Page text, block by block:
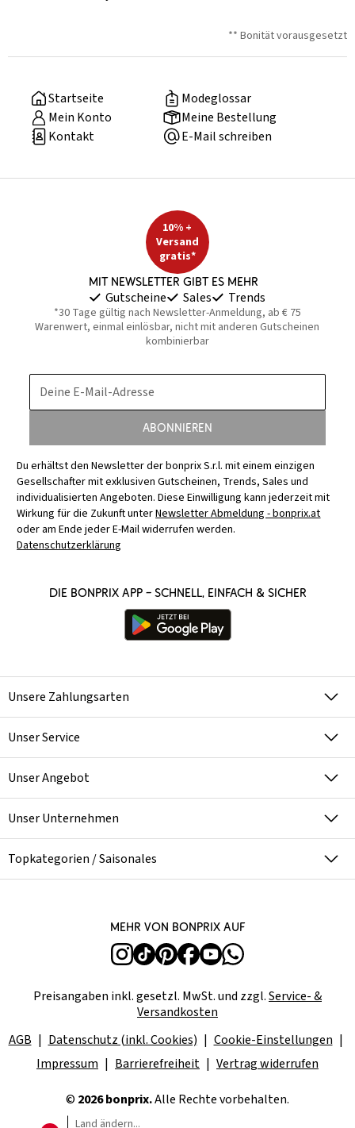
** Bonität vorausgesetzt
Startseite
Modeglossar
Mein Konto
Meine Bestellung
Kontakt
E-Mail schreiben
10% +
Versand
gratis*
Mit Newsletter gibt es mehr
Gutscheine Sales Trends
*30 Tage gültig nach Newsletter-Anmeldung, ab € 75
Warenwert, einmal einlösbar, nicht mit anderen Gutscheinen
kombinierbar
Deine E-Mail-Adresse
Abonnieren
Du erhältst den Newsletter der bonprix S.r.l. mit einem einzigen
Gesellschafter mit exklusiven Gutscheinen, Trends, Sales und
individualisierten Angeboten. Diese Einwilligung kann jederzeit mit
Wirkung für die Zukunft unterNewsletter Abmeldung - bonprix.at
oder am Ende jeder E-Mail widerrufen werden.
Datenschutzerklärung
Die bonprix App – schnell, einfach & sicher
Unsere Zahlungsarten
Unser Service
Unser Angebot
Unser Unternehmen
Topkategorien / Saisonales
Mehr von bonprix auf
Preisangaben inkl. gesetzl. MwSt. und zzgl.Service- &
Versandkosten
AGB
Datenschutz (inkl. Cookies)
Cookie-Einstellungen
Impressum
Barrierefreiheit Vertrag widerrufen
© 2026 bonprix.Alle Rechte vorbehalten.
Land ändern...